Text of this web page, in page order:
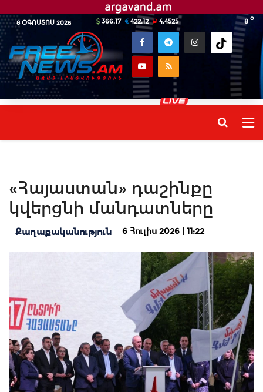
8 ՕԳՈՍՏՈՍ 2026 8 o
366.17 422.12 4.4525
«Հայաստան» դաշինքը
կվերցնի մանդատները
Քաղաքականություն 6 Հուլիս 2026 | 11:22